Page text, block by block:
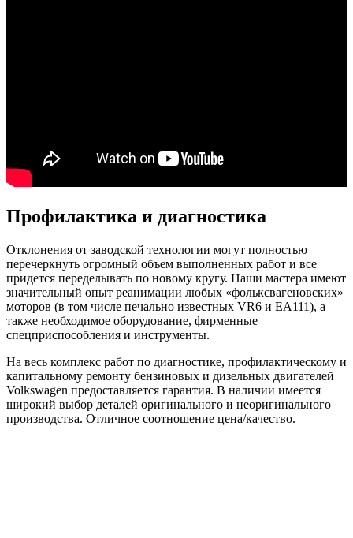
Профилактика и диагностика
Отклонения от заводской технологии могут полностью
перечеркнуть огромный объем выполненных работ и все
придется переделывать по новому кругу. Наши мастера имеют
значительный опыт реанимации любых «фольксвагеновских»
моторов (в том числе печально известных VR6 и EA111), а
также необходимое оборудование, фирменные
спецприспособления и инструменты.
На весь комплекс работ по диагностике, профилактическому и
капитальному ремонту бензиновых и дизельных двигателей
Volkswagen предоставляется гарантия. В наличии имеется
широкий выбор деталей оригинального и неоригинального
производства. Отличное соотношение цена/качество.